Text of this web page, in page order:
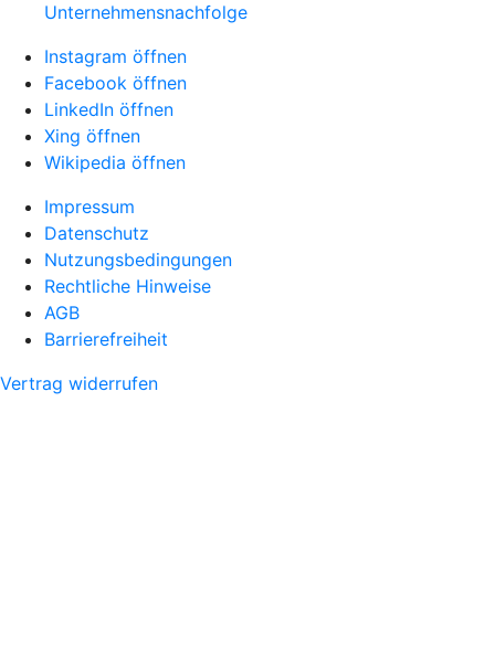
Unternehmensnachfolge
Instagram öffnen
Facebook öffnen
LinkedIn öffnen
Xing öffnen
Wikipedia öffnen
Impressum
Datenschutz
Nutzungsbedingungen
Rechtliche Hinweise
AGB
Barrierefreiheit
Vertrag widerrufen